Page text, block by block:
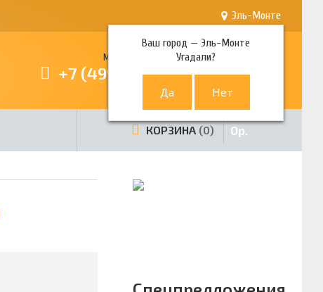
Эль-Монте
Ваш город —Эль-Монте
Угадали?
Многоканальный телефон
+7 (499) 380-80-80
КОРЗИНА 0 0р.